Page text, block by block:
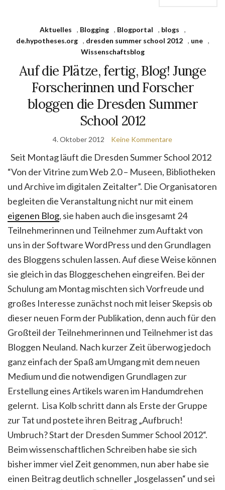
Aktuelles , Blogging , Blogportal , blogs
,
de.hypotheses.org
, dresden summer school 2012 , une
,
Wissenschaftsblog
Auf die Plätze, fertig, Blog! Junge
Forscherinnen und Forscher
bloggen die Dresden Summer
School 2012
4. Oktober 2012 Keine Kommentare
Seit Montag läuft die Dresden Summer School 2012
“Von der Vitrine zum Web 2.0 – Museen, Bibliotheken
und Archive im digitalen Zeitalter”. Die Organisatoren
begleiten die Veranstaltung nicht nur mit einem
eigenen Blog, sie haben auch die insgesamt 24
Teilnehmerinnen und Teilnehmer zum Auftakt von
uns in der Software WordPress und den Grundlagen
des Bloggens schulen lassen. Auf diese Weise können
sie gleich in das Bloggeschehen eingreifen. Bei der
Schulung am Montag mischten sich Vorfreude und
großes Interesse zunächst noch mit leiser Skepsis ob
dieser neuen Form der Publikation, denn auch für den
Großteil der Teilnehmerinnen und Teilnehmer ist das
Bloggen Neuland. Nach kurzer Zeit überwog jedoch
ganz einfach der Spaß am Umgang mit dem neuen
Medium und die notwendigen Grundlagen zur
Erstellung eines Artikels waren im Handumdrehen
gelernt. Lisa Kolb schritt dann als Erste der Gruppe
zur Tat und postete ihren Beitrag „Aufbruch!
Umbruch? Start der Dresden Summer School 2012“.
Beim wissenschaftlichen Schreiben habe sie sich
bisher immer viel Zeit genommen, nun aber habe sie
einen Beitrag deutlich schneller „losgelassen“ und sei